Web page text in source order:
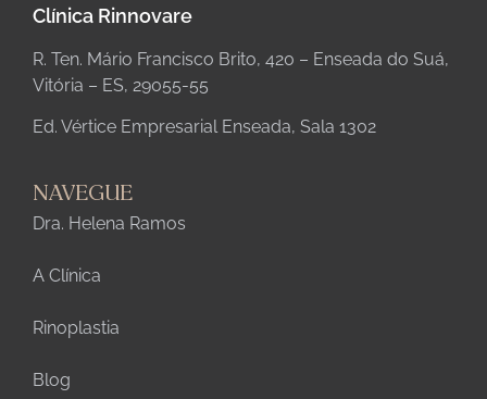
Clínica Rinnovare
R. Ten. Mário Francisco Brito, 420 – Enseada do Suá,
Vitória – ES, 29055-55
Ed. Vértice Empresarial Enseada, Sala 1302
NAVEGUE
Dra. Helena Ramos
A Clínica
Rinoplastia
Blog